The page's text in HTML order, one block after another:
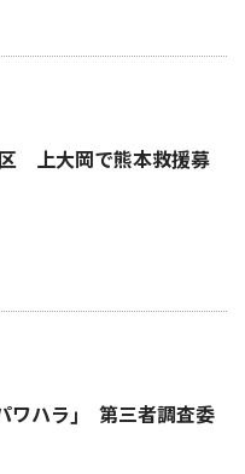
上大岡で熊本救援募
ワハラ｣ 第三者調査委